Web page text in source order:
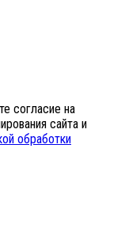
согласие на
сайта и
обработки